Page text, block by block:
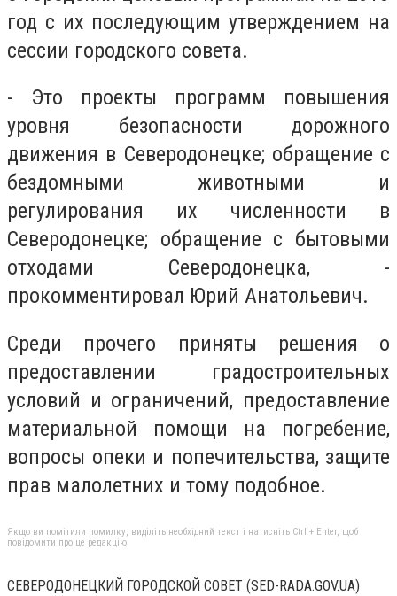
год с их последующим утверждением на
сессии городского совета.
- Это проекты программ повышения
уровня безопасности дорожного
движения в Северодонецке; обращение с
бездомными животными и
регулирования их численности в
Северодонецке; обращение с бытовыми
отходами Северодонецка, -
прокомментировал Юрий Анатольевич.
Среди прочего приняты решения о
предоставлении градостроительных
условий и ограничений, предоставление
материальной помощи на погребение,
вопросы опеки и попечительства, защите
прав малолетних и тому подобное.
Якщо ви помітили помилку, виділіть необхідний текст і натисніть Ctrl + Enter, щоб
повідомити про це редакцію
СЕВЕРОДОНЕЦКИЙ ГОРОДСКОЙ СОВЕТ (SED-RADA.GOV.UA)